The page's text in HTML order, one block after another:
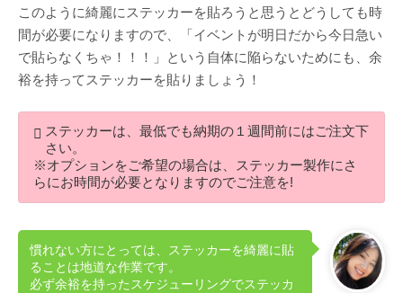
このように綺麗にステッカーを貼ろうと思うとどうしても時
間が必要になりますので、「イベントが明日だから今日急い
で貼らなくちゃ！！！」という自体に陥らないためにも、余
裕を持ってステッカーを貼りましょう！
ステッカーは、最低でも納期の１週間前にはご注文下
さい。
※オプションをご希望の場合は、ステッカー製作にさ
らにお時間が必要となりますのでご注意を!
慣れない方にとっては、ステッカーを綺麗に貼
ることは地道な作業です。
必ず余裕を持ったスケジューリングでステッカ